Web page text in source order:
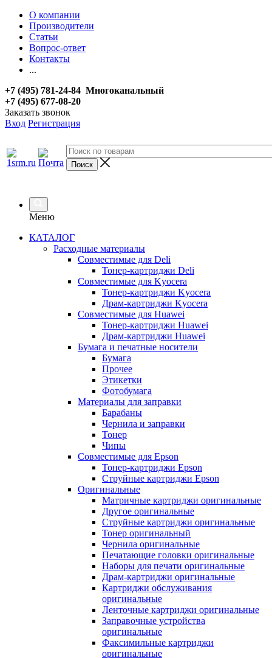
О компании
Производители
Статьи
Вопрос-ответ
Контакты
...
+7 (495) 781-24-84 Многоканальный
+7 (495) 677-08-20
Заказать звонок
Вход Регистрация
Меню
КАТАЛОГ
Расходные материалы
Совместимые для Deli
Тонер-картриджи Deli
Совместимые для Kyocera
Тонер-картриджи Kyocera
Драм-картриджи Kyocera
Совместимые для Huawei
Тонер-картриджи Huawei
Драм-картриджи Huawei
Бумага и печатные носители
Бумага
Прочее
Этикетки
Фотобумага
Материалы для заправки
Барабаны
Чернила и заправки
Тонер
Чипы
Совместимые для Epson
Тонер-картриджи Epson
Струйные картриджи Epson
Оригинальные
Матричные картриджи оригинальные
Другое оригинальные
Струйные картриджи оригинальные
Тонер оригинальный
Чернила оригинальные
Печатающие головки оригинальные
Наборы для печати оригинальные
Драм-картриджи оригинальные
Картриджи обслуживания
оригинальные
Ленточные картриджи оригинальные
Заправочные устройства
оригинальные
Факсимильные картриджи
оригинальные